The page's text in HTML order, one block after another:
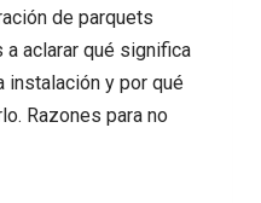
de parquets
aclarar qué significa
instalación y por qué
Razones para no